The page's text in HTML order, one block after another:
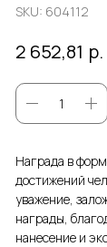
SKU: 604112
2 652,81 р.
Награда в
достижений
уважение,
награды,
нанесение и